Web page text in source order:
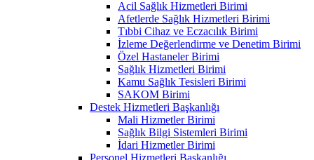
Acil Sağlık Hizmetleri Birimi
Afetlerde Sağlık Hizmetleri Birimi
Tıbbi Cihaz ve Eczacılık Birimi
İzleme Değerlendirme ve Denetim Birimi
Özel Hastaneler Birimi
Sağlık Hizmetleri Birimi
Kamu Sağlık Tesisleri Birimi
SAKOM Birimi
Destek Hizmetleri Başkanlığı
Mali Hizmetler Birimi
Sağlık Bilgi Sistemleri Birimi
İdari Hizmetler Birimi
Personel Hizmetleri Başkanlığı